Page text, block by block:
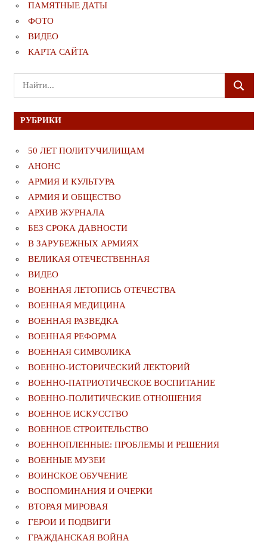
ПАМЯТНЫЕ ДАТЫ
ФОТО
ВИДЕО
КАРТА САЙТА
Поиск
для:
ПОИСК
РУБРИКИ
50 ЛЕТ ПОЛИТУЧИЛИЩАМ
АНОНС
АРМИЯ И КУЛЬТУРА
АРМИЯ И ОБЩЕСТВО
АРХИВ ЖУРНАЛА
БЕЗ СРОКА ДАВНОСТИ
В ЗАРУБЕЖНЫХ АРМИЯХ
ВЕЛИКАЯ ОТЕЧЕСТВЕННАЯ
ВИДЕО
ВОЕННАЯ ЛЕТОПИСЬ ОТЕЧЕСТВА
ВОЕННАЯ МЕДИЦИНА
ВОЕННАЯ РАЗВЕДКА
ВОЕННАЯ РЕФОРМА
ВОЕННАЯ СИМВОЛИКА
ВОЕННО-ИСТОРИЧЕСКИЙ ЛЕКТОРИЙ
ВОЕННО-ПАТРИОТИЧЕСКОЕ ВОСПИТАНИЕ
ВОЕННО-ПОЛИТИЧЕСКИE ОТНОШЕНИЯ
ВОЕННОЕ ИСКУССТВО
ВОЕННОЕ СТРОИТЕЛЬСТВО
ВОЕННОПЛЕННЫЕ: ПРОБЛЕМЫ И РЕШЕНИЯ
ВОЕННЫЕ МУЗЕИ
ВОИНСКОЕ ОБУЧЕНИЕ
ВОСПОМИНАНИЯ И ОЧЕРКИ
ВТОРАЯ МИРОВАЯ
ГЕРОИ И ПОДВИГИ
ГРАЖДАНСКАЯ ВОЙНА